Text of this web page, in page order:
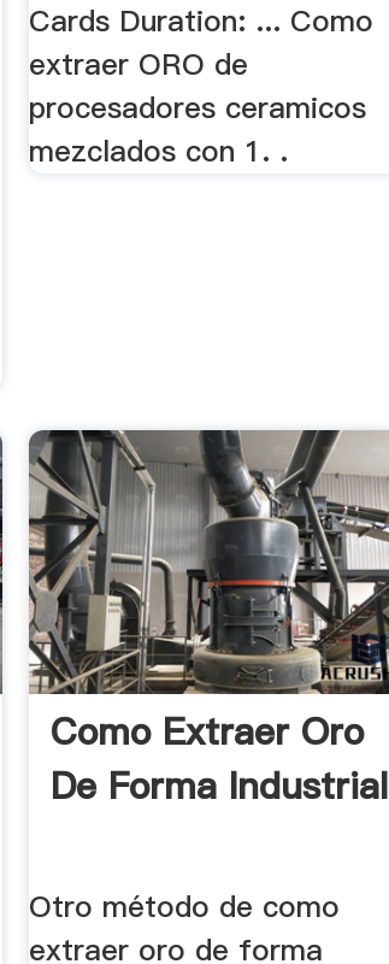
Cards Duration: ... Como
extraer ORO de
procesadores ceramicos
mezclados con 1. .
Como Extraer Oro
De Forma Industrial
Otro método de como
extraer oro de forma